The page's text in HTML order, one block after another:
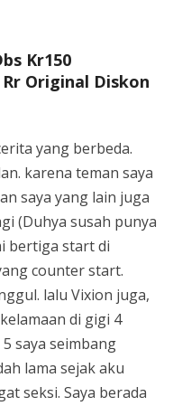
Kr150
Original Diskon
yang berbeda.
karena teman saya
saya yang lain juga
(Duhya susah punya
bertiga start di
counter start.
lalu Vixion juga,
di gigi 4
saya seimbang
lama sejak aku
seksi. Saya berada